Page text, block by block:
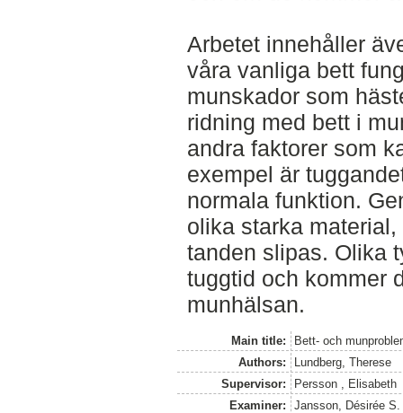
Arbetet innehåller
våra vanliga bett
munskador som
ridning med bett i
andra faktorer som
exempel är
normala funktion.
olika starka
tanden slipas. Olika
tuggtid och kommer
munhälsan.
Main title:
Bett- och
Authors:
Lundberg, Therese
Supervisor:
Persson , Elisabeth
Examiner:
Jansson, Désirée S.